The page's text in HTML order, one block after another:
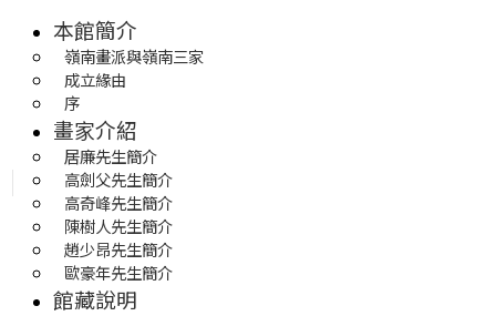
本館簡介
嶺南畫派與嶺南三家
成立緣由
序
畫家介紹
居廉先生簡介
高劍父先生簡介
高奇峰先生簡介
陳樹人先生簡介
趙少昂先生簡介
歐豪年先生簡介
館藏說明